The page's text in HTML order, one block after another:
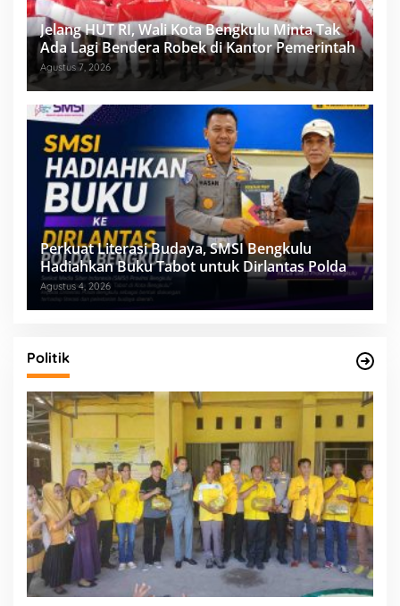
Jelang HUT RI, Wali Kota Bengkulu Minta Tak
Ada Lagi Bendera Robek di Kantor Pemerintah
Agustus 7, 2026
Perkuat Literasi Budaya, SMSI Bengkulu
Hadiahkan Buku Tabot untuk Dirlantas Polda
Agustus 4, 2026
Politik